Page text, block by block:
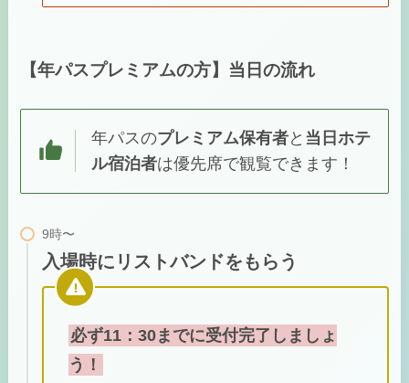
【年パスプレミアムの方】当日の流れ
年パスのプレミアム保有者と 当日ホテ
ル宿泊者は優先席で観覧できます！
入場時にリストバンドをもらう
必ず11：30までに受付完了しましょ
う！